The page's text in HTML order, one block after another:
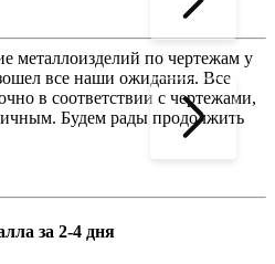
металлоизделий по чертежам у
все наши ожидания. Все
в соответствии с чертежами,
Будем рады продолжить
за 2-4 дня